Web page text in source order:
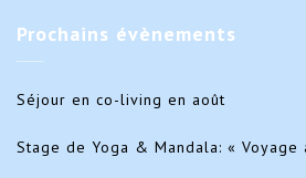
Prochains évènements
Séjour en co-living en août
Stage de Yoga & Mandala: «